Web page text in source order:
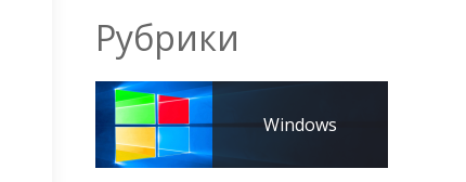
Рубрики
Windows